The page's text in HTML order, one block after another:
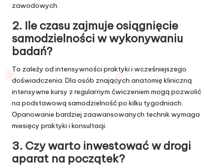
zawodowych.
2. Ile czasu zajmuje osiągnięcie
samodzielności w wykonywaniu
badań?
To zależy od intensywności praktyki i wcześniejszego
doświadczenia. Dla osób znających anatomię kliniczną
intensywne kursy z regularnym ćwiczeniem mogą pozwolić
na podstawową samodzielność po kilku tygodniach.
Opanowanie bardziej zaawansowanych technik wymaga
miesięcy praktyki i konsultacji.
3. Czy warto inwestować w drogi
aparat na początek?